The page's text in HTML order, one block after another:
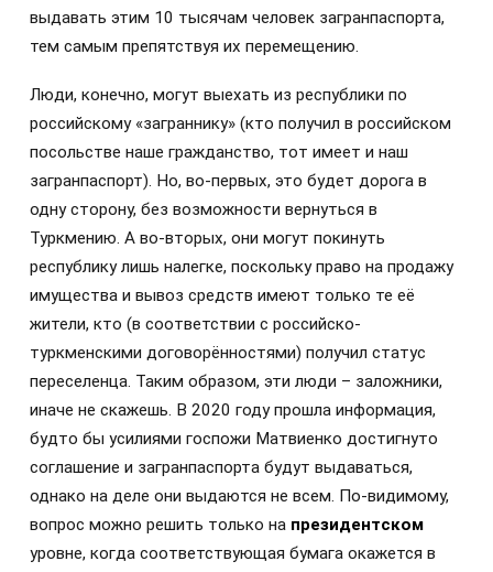
выдавать этим 10 тысячам человек загранпаспорта,
тем самым препятствуя их перемещению.
Люди, конечно, могут выехать из республики по
российскому «заграннику» (кто получил в российском
посольстве наше гражданство, тот имеет и наш
загранпаспорт). Но, во-первых, это будет дорога в
одну сторону, без возможности вернуться в
Туркмению. А во-вторых, они могут покинуть
республику лишь налегке, поскольку право на продажу
имущества и вывоз средств имеют только те её
жители, кто (в соответствии с российско-
туркменскими договорённостями) получил статус
переселенца. Таким образом, эти люди – заложники,
иначе не скажешь. В 2020 году прошла информация,
будто бы усилиями госпожи Матвиенко достигнуто
соглашение и загранпаспорта будут выдаваться,
однако на деле они выдаются не всем. По-видимому,
вопрос можно решить только на президентском
уровне, когда соответствующая бумага окажется в